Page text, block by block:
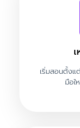
เริ่มสอนตั้งแ
มือใ